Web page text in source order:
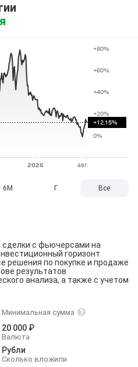
6М Г Все
сделки с фьючерсами на
горизонт
решения по покупке и продаже
результатов
анализа, а также с учетом
Минимальная сумма
20 000 ₽
Валюта
Рубли
Сколько вложили